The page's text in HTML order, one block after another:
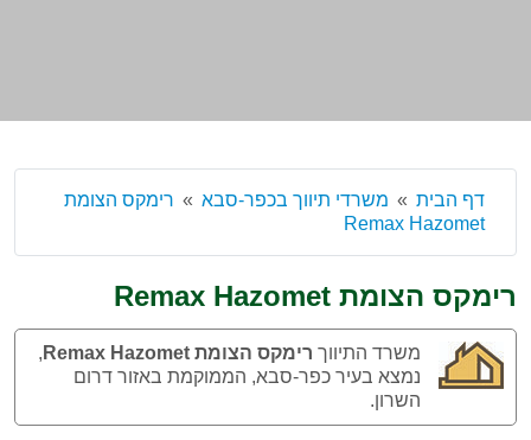
דף הבית משרדי תיווך בכפר-סבא
רימקס הצומת
Remax Hazomet
רימקס הצומת Remax Hazomet
משרד התיווך רימקס הצומת Remax Hazomet
,
נמצא בעיר כפר-סבא, הממוקמת באזור דרום
השרון.